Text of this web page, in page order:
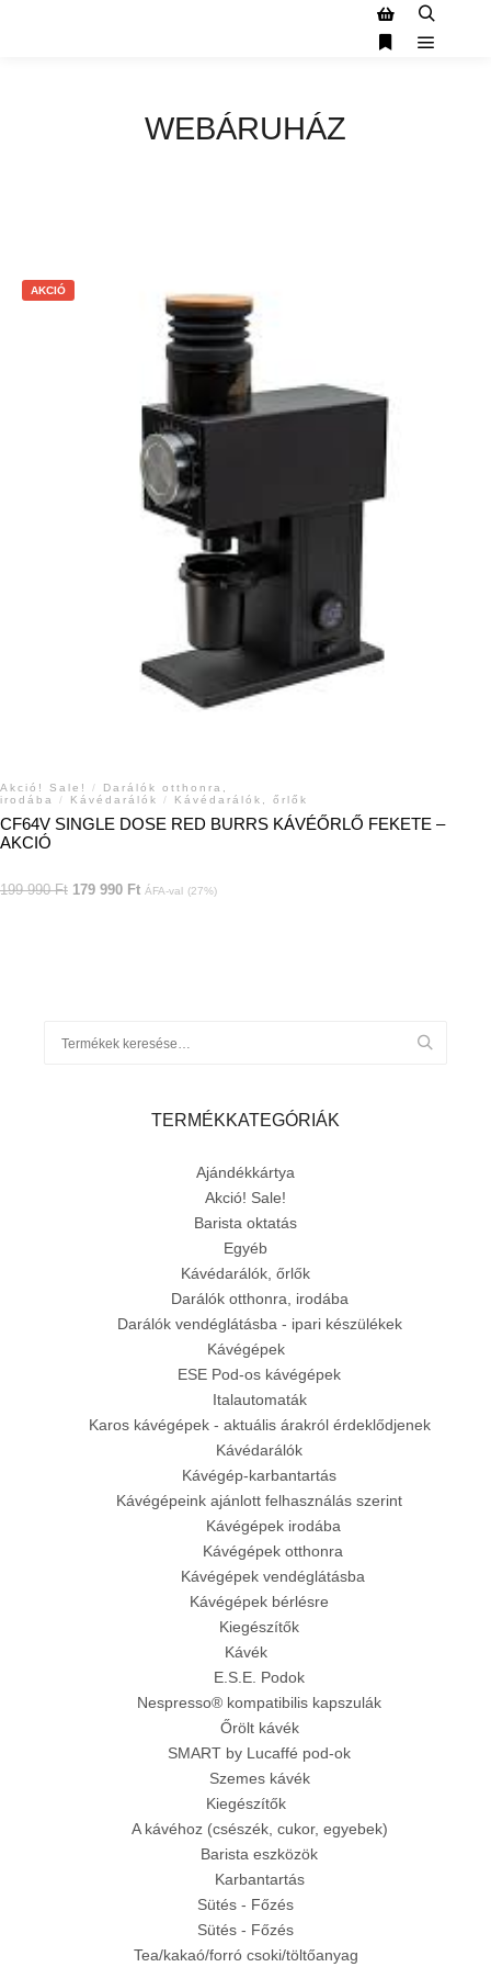
WEBÁRUHÁZ
AKCIÓ
Akció! Sale! /
Darálók otthonra,
irodába
/ Kávédarálók / Kávédarálók, őrlők
CF64V SINGLE DOSE RED BURRS KÁVÉŐRLŐ FEKETE –
AKCIÓ
199 990Ft 179 990 Ft ÁFA-val (27%)
TERMÉKKATEGÓRIÁK
Ajándékkártya
Akció! Sale!
Barista oktatás
Egyéb
Kávédarálók, őrlők
Darálók otthonra, irodába
Darálók vendéglátásba - ipari készülékek
Kávégépek
ESE Pod-os kávégépek
Italautomaták
Karos kávégépek - aktuális árakról érdeklődjenek
Kávédarálók
Kávégép-karbantartás
Kávégépeink ajánlott felhasználás szerint
Kávégépek irodába
Kávégépek otthonra
Kávégépek vendéglátásba
Kávégépek bérlésre
Kiegészítők
Kávék
E.S.E. Podok
Nespresso® kompatibilis kapszulák
Őrölt kávék
SMART by Lucaffé pod-ok
Szemes kávék
Kiegészítők
A kávéhoz (csészék, cukor, egyebek)
Barista eszközök
Karbantartás
Sütés - Főzés
Sütés - Főzés
Tea/kakaó/forró csoki/töltőanyag